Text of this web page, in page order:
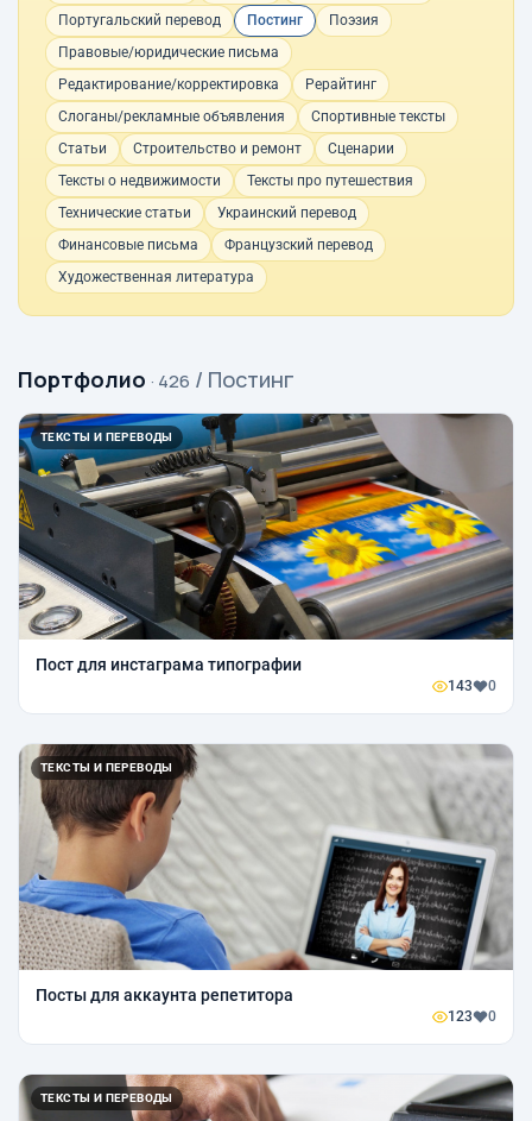
Португальский перевод
Постинг
Поэзия
Правовые/юридические письма
Редактирование/корректировка
Рерайтинг
Слоганы/рекламные объявления
Спортивные тексты
Статьи
Строительство и ремонт
Сценарии
Тексты о недвижимости
Тексты про путешествия
Технические статьи
Украинский перевод
Финансовые письма
Французский перевод
Художественная литература
Портфолио · 426 / Постинг
ТЕКСТЫ И ПЕРЕВОДЫ
Пост для инстаграма типографии
143 0
ТЕКСТЫ И ПЕРЕВОДЫ
Посты для аккаунта репетитора
123 0
ТЕКСТЫ И ПЕРЕВОДЫ